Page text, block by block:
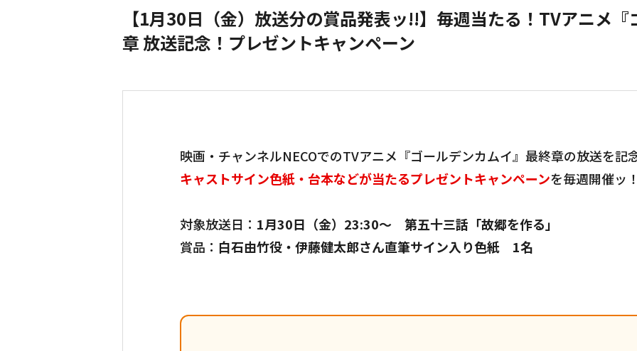
【1月30日（金）放送分の賞品発表ッ!!】毎週当たる！TVアニメ
章 放送記念！プレゼントキャンペーン
映画・チャンネルNECOでのTVアニメ『ゴールデンカムイ』最終章の放送を記
キャストサイン色紙・台本などが当たるプレゼントキャンペーンを毎週開催ッ
対象放送日： 1月30日（金）23:30～ 第五十三話「故郷を作る」
賞品： 白石由竹役・伊藤健太郎さん直筆サイン入り色紙 1名